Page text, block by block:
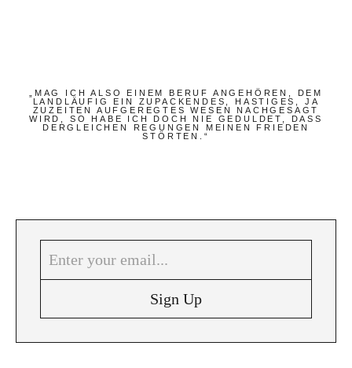
Zeitgeist
InstagramPinterest
„MAG ICH ALSO EINEM BERUF ANGEHÖREN, DEM
LANDLÄUFIG EIN ZUPACKENDES, HASTIGES, JA
ZUZEITEN AUFGEREGTES WESEN NACHGESAGT
WIRD, SO HABE ICH DOCH NIE GEDULDET, DASS
DERGLEICHEN REGUNGEN MEINEN FRIEDEN
STÖRTEN.“